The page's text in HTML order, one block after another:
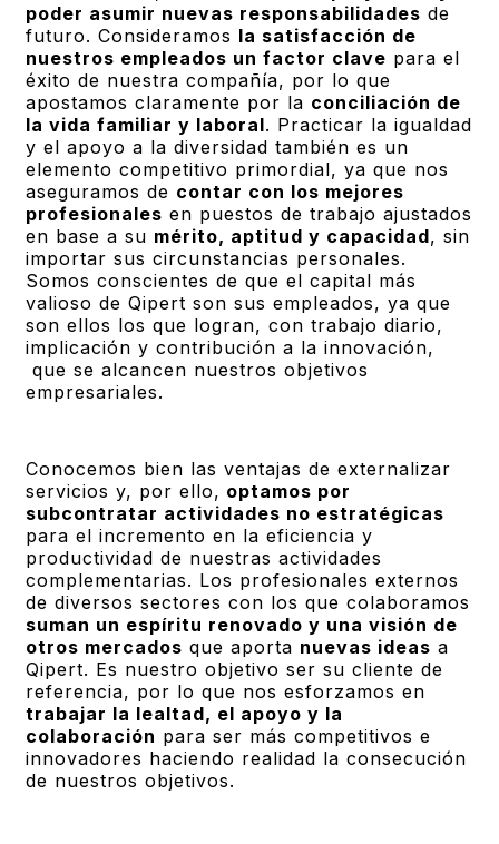
poder asumir nuevas responsabilidades de
futuro. Consideramos la satisfacción de
nuestros empleados un factor clave para el
éxito de nuestra compañía, por lo que
apostamos claramente por la conciliación de
la vida familiar y laboral. Practicar la igualdad
y el apoyo a la diversidad también es un
elemento competitivo primordial, ya que nos
aseguramos de contar con los mejores
profesionales en puestos de trabajo ajustados
en base a su mérito, aptitud y capacidad, sin
importar sus circunstancias personales.
Somos conscientes de que el capital más
valioso de Qipert son sus empleados, ya que
son ellos los que logran, con trabajo diario,
implicación y contribución a la innovación,
que se alcancen nuestros objetivos
empresariales.
Conocemos bien las ventajas de externalizar
servicios y, por ello, optamos por
subcontratar actividades no estratégicas
para el incremento en la eficiencia y
productividad de nuestras actividades
complementarias. Los profesionales externos
de diversos sectores con los que colaboramos
suman un espíritu renovado y una visión de
otros mercados que aporta nuevas ideas a
Qipert. Es nuestro objetivo ser su cliente de
referencia, por lo que nos esforzamos en
trabajar la lealtad, el apoyo y la
colaboración para ser más competitivos e
innovadores haciendo realidad la consecución
de nuestros objetivos.